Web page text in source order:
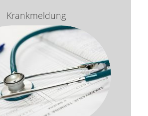
Krankmeldung